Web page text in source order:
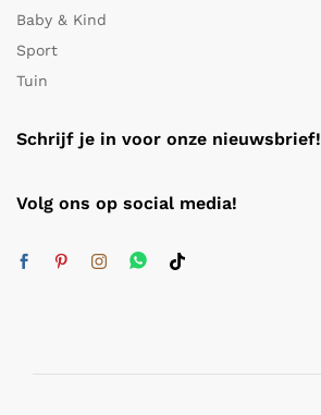
Baby & Kind
Sport
Tuin
Schrijf je in voor onze nieuwsbrief!
Volg ons op social media!